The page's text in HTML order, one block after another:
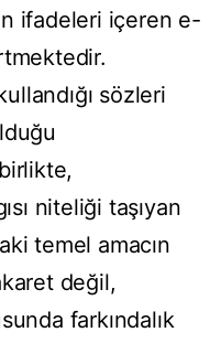
ifadeleri içeren e-
sözleri
niteliği taşıyan
temel amacın
değil,
farkındalık